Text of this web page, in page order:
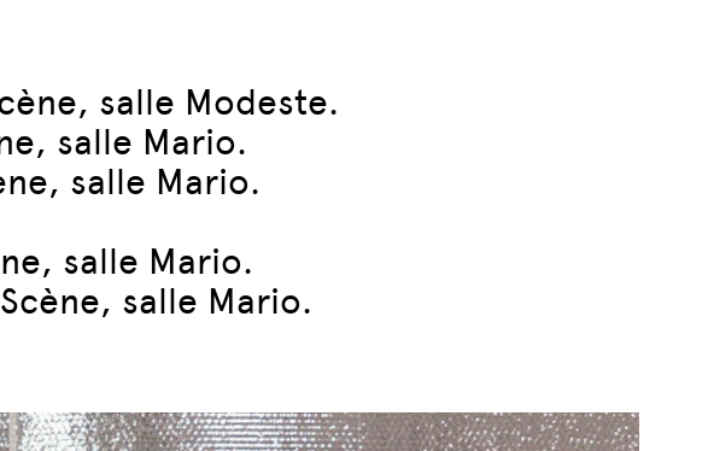
salle Modeste.
salle Mario.
salle Mario.
salle Mario.
salle Mario.